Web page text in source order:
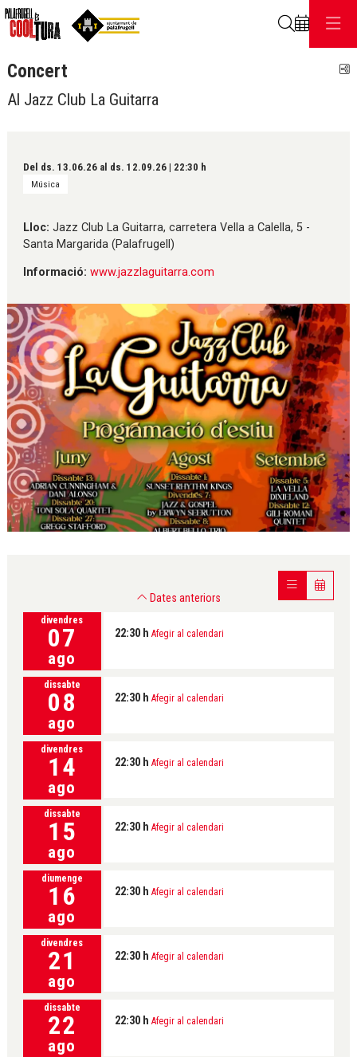
Concert
Al Jazz Club La Guitarra
Del ds. 13.06.26 al ds. 12.09.26 | 22:30 h
Música
Lloc: Jazz Club La Guitarra, carretera Vella a Calella, 5 -
Santa Margarida (Palafrugell)
Informació: www.jazzlaguitarra.com
Dates anteriors
divendres
07
ago
22:30 h Afegir al calendari
dissabte
08
ago
22:30 h Afegir al calendari
divendres
14
ago
22:30 h Afegir al calendari
dissabte
15
ago
22:30 h Afegir al calendari
diumenge
16
ago
22:30 h Afegir al calendari
divendres
21
ago
22:30 h Afegir al calendari
dissabte
22
ago
22:30 h Afegir al calendari